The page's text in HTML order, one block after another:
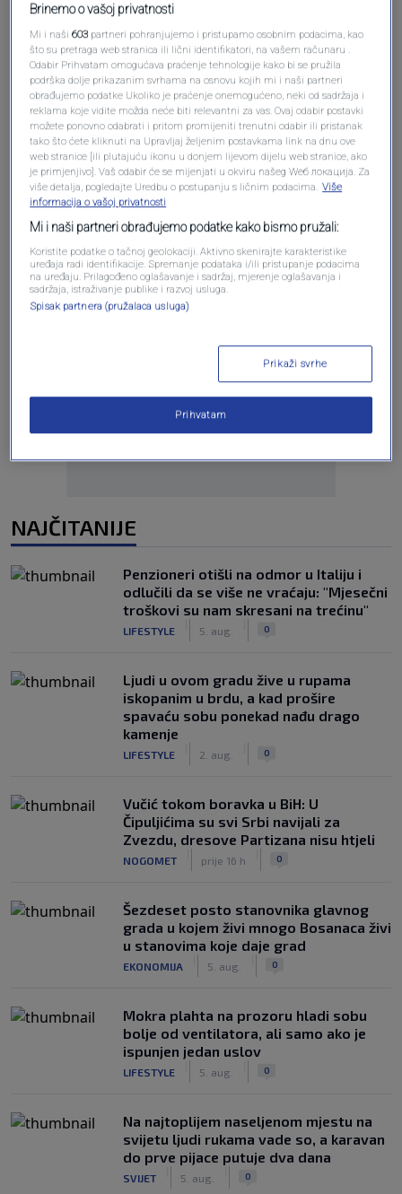
Oglas
Oglas
NAJČITANIJE
Penzioneri otišli na odmor u Italiju i
odlučili da se više ne vraćaju: "Mjesečni
troškovi su nam skresani na trećinu"
LIFESTYLE 5. aug. 0
Ljudi u ovom gradu žive u rupama
iskopanim u brdu, a kad prošire
spavaću sobu ponekad nađu drago
kamenje
LIFESTYLE 2. aug. 0
Vučić tokom boravka u BiH: U
Čipuljićima su svi Srbi navijali za
Zvezdu, dresove Partizana nisu htjeli
NOGOMET prije 16 h 0
Šezdeset posto stanovnika glavnog
grada u kojem živi mnogo Bosanaca živi
u stanovima koje daje grad
EKONOMIJA 5. aug. 0
Mokra plahta na prozoru hladi sobu
bolje od ventilatora, ali samo ako je
ispunjen jedan uslov
LIFESTYLE 5. aug. 0
Na najtoplijem naseljenom mjestu na
svijetu ljudi rukama vade so, a karavan
do prve pijace putuje dva dana
SVIJET 5. aug. 0
Brinemo o vašoj privatnosti
Mi i naši603 partneri pohranjujemo i pristupamo osobnim podacima, kao
što su pretraga web stranica ili lični identifikatori, na vašem računaru .
Odabir Prihvatam omogućava praćenje tehnologije kako bi se pružila
podrška dolje prikazanim svrhama na osnovu kojih mi i naši partneri
obrađujemo podatke Ukoliko je praćenje onemogućeno, neki od sadržaja i
reklama koje vidite možda neće biti relevantni za vas. Ovaj odabir postavki
možete ponovno odabrati i pritom promijeniti trenutni odabir ili pristanak
tako što ćete kliknuti na Upravljaj željenim postavkama link na dnu ove
web stranice [ili plutajuću ikonu u donjem lijevom dijelu web stranice, ako
je primjenjivo]. Vaš odabir će se mijenjati u okviru našeg Wеб локација. Za
više detalja, pogledajte Uredbu o postupanju s ličnim podacima. Više
informacija o vašoj privatnosti
Mi i naši partneri obrađujemo podatke kako bismo pružali:
Koristite podatke o tačnoj geolokaciji. Aktivno skenirajte karakteristike
uređaja radi identifikacije. Spremanje podataka i/ili pristupanje podacima
na uređaju. Prilagođeno oglašavanje i sadržaj, mjerenje oglašavanja i
sadržaja, istraživanje publike i razvoj usluga.
Spisak partnera (pružalaca usluga)
Prikaži svrhe
Prihvatam